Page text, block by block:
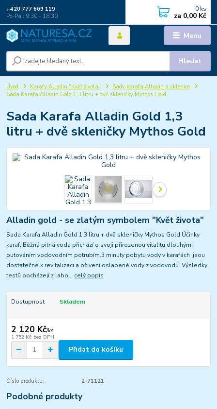
Menu
Hledat
+420 777 669 119
Po-Pá : 9:30 - 18:30
0 ks
za 0,00 Kč
Úvod Karafy Alladin "Květ života"
Sady karafa Alladin a sklenice
Sada Karafa Alladin Gold 1,3 litru + dvě skleničky Mythos Gold
Sada Karafa Alladin Gold 1,3
litru + dvě skleničky Mythos Gold
Alladin gold - se zlatým symbolem "Květ života"
Sada Karafa Alladin Gold 1,3 litru + dvě skleničky Mythos Gold Účinky
karaf: Běžná pitná voda přichází o svoji přirozenou vitalitu dlouhým
putováním vodovodním potrubím.3 minuty pobytu vody v karafách jsou
dostatečné k revitalizaci a oživení oslabené vody z vodovodu. Výsledky
testů pocházejí z labo... celý popis
Dostupnost Skladem
2 120 Kč/ks
1 752 Kč bez DPH
Přidat do košíku
Číslo produktu: 2-71121
Podobné produkty